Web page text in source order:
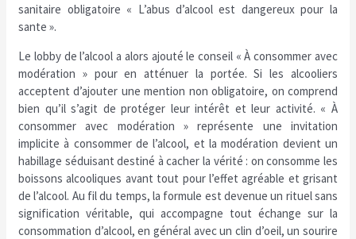
sanitaire obligatoire « L’abus d’alcool est dangereux pour la
sante ».
Le lobby de l’alcool a alors ajouté le conseil « À consommer avec
modération » pour en atténuer la portée. Si les alcooliers
acceptent d’ajouter une mention non obligatoire, on comprend
bien qu’il s’agit de protéger leur intérêt et leur activité. « À
consommer avec modération » représente une invitation
implicite à consommer de l’alcool, et la modération devient un
habillage séduisant destiné à cacher la vérité : on consomme les
boissons alcooliques avant tout pour l’effet agréable et grisant
de l’alcool. Au fil du temps, la formule est devenue un rituel sans
signification véritable, qui accompagne tout échange sur la
consommation d’alcool, en général avec un clin d’oeil, un sourire